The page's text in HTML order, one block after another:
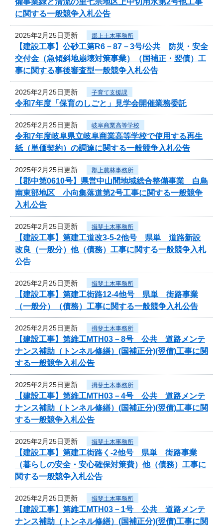
に関する一般競争入札公告
2025年2月25日更新 郡上土木事務所
【建設工事】公砂工第R6－87－3号/公共 防災・安全
交付金（急傾斜地崩壊対策事業）（国補正・翌債）工
事に関する事後審査型一般競争入札公告
2025年2月25日更新 子育て支援課
令和7年度「保育のしごと」見学会開催業務委託
2025年2月25日更新 岐阜商業高等学校
令和7年度岐阜県立岐阜商業高等学校で使用する再生
紙（単価契約）の調達に関する一般競争入札公告
2025年2月25日更新 郡上農林事務所
【郡中第0610号】県営中山間地域総合整備事業 白鳥
南東部地区 小向集落道第2号工事に関する一般競争
入札公告
2025年2月25日更新 揖斐土木事務所
【建設工事】第建工道改3-5-2他号 県単 道路新設
改良（一般分）他（債務）工事に関する一般競争入札
公告
2025年2月25日更新 揖斐土木事務所
【建設工事】第建工街路12-4他号 県単 街路事業
（一般分）（債務）工事に関する一般競争入札公告
2025年2月25日更新 揖斐土木事務所
【建設工事】第維工MTH03－8号 公共 道路メンテ
ナンス補助（トンネル修繕）(国補正分)(翌債)工事に関
する一般競争入札公告
2025年2月25日更新 揖斐土木事務所
【建設工事】第維工MTH03－4号 公共 道路メンテ
ナンス補助（トンネル修繕）(国補正分)(翌債)工事に関
する一般競争入札公告
2025年2月25日更新 揖斐土木事務所
【建設工事】第建工街路く-2他号 県単 街路事業
（暮らしの安全・安心確保対策費）他（債務）工事に
関する一般競争入札公告
2025年2月25日更新 揖斐土木事務所
【建設工事】第維工MTH03－1号 公共 道路メンテ
ナンス補助（トンネル修繕）(国補正分)(翌債)工事に関